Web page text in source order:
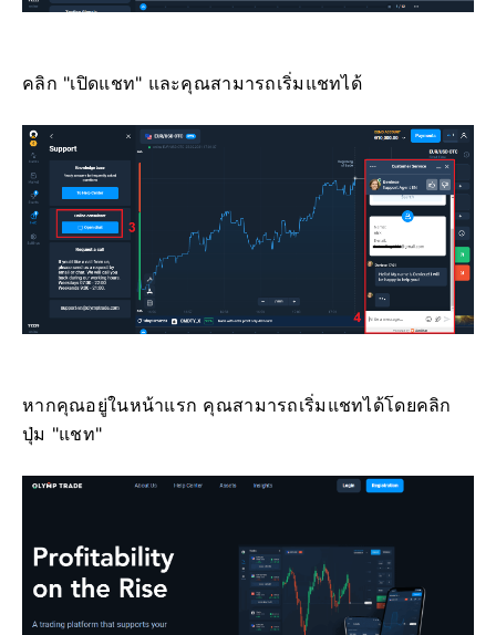
คลิก "เปิดแชท" และคุณสามารถเริ่มแชทได้
หากคุณอยู่ในหน้าแรก คุณสามารถเริ่มแชทได้โดยคลิก
ปุ่ม "แชท"